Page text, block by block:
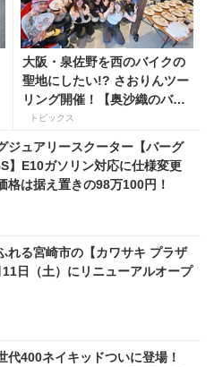
大阪・泉佐野を西のバイクの
聖地にしたい!? さおりんツー
リング開催！【奥沙織のバイ
ク日和第３回】
トピックス
ジュアリースクーター【バーグ
】E10ガソリン対応に仕様変更
格は据え置きの98万100円！
れる宮崎市の【カワサキ プラザ
日（土）にリニューアルオープ
代400ネイキッドついに登場！